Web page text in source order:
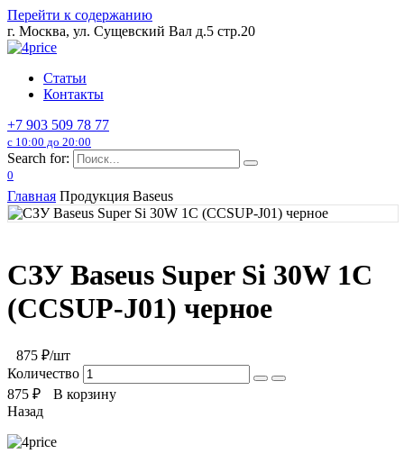
Перейти к содержанию
г. Москва, ул. Сущевский Вал д.5 стр.20
Статьи
Контакты
+7 903 509 78 77
с 10:00 до 20:00
Search for:
0
Главная Продукция Baseus
СЗУ Baseus Super Si 30W 1C
(CCSUP-J01) черное
875 ₽/шт
Количество
875 ₽
В корзину
Назад